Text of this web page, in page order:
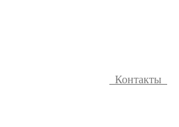
Контакты